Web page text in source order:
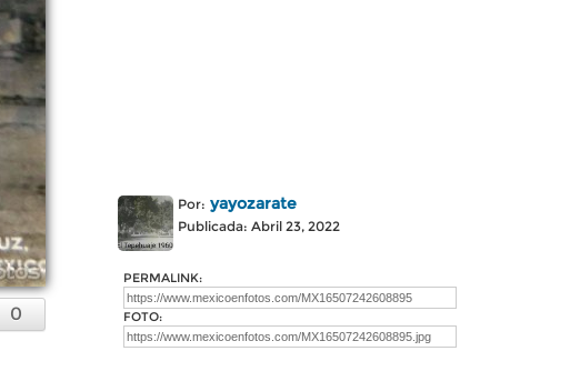
0
Por: yayozarate
Publicada: Abril 23, 2022
PERMALINK:
FOTO: